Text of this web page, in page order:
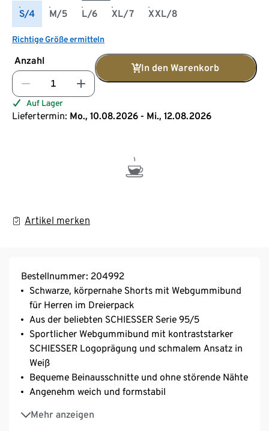
S/4 M/5 L/6 XL/7 XXL/8
Richtige Größe ermitteln
Anzahl
In den Warenkorb
Auf Lager
Liefertermin: Mo., 10.08.2026 - Mi., 12.08.2026
Artikel merken
Bestellnummer: 204992
Schwarze, körpernahe Shorts mit Webgummibund
für Herren im Dreierpack
Aus der beliebten SCHIESSER Serie 95/5
Sportlicher Webgummibund mit kontraststarker
SCHIESSER Logoprägung und schmalem Ansatz in
Weiß
Bequeme Beinausschnitte und ohne störende Nähte
Angenehm weich und formstabil
Mehr anzeigen
Perfekter Sitz durch elastische Single-Jersey-